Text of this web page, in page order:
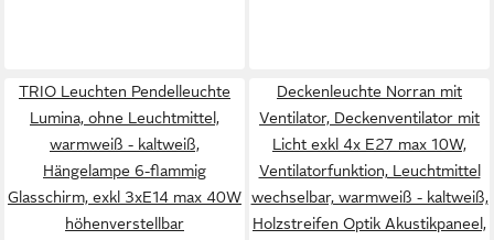
TRIO Leuchten Pendelleuchte
Lumina, ohne Leuchtmittel,
warmweiß - kaltweiß,
Hängelampe 6-flammig
Glasschirm, exkl 3xE14 max 40W
höhenverstellbar
Deckenleuchte Norran mit
Ventilator, Deckenventilator mit
Licht exkl 4x E27 max 10W,
Ventilatorfunktion, Leuchtmittel
wechselbar, warmweiß - kaltweiß,
Holzstreifen Optik Akustikpaneel,